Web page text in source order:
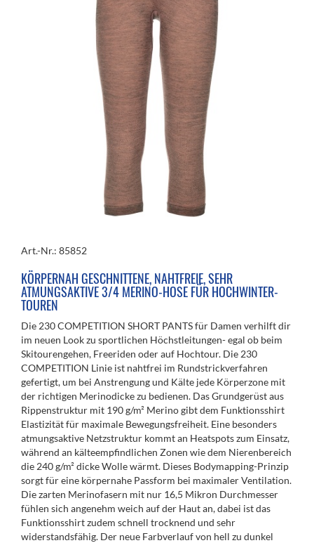
Art.-Nr.: 85852
KÖRPERNAH GESCHNITTENE, NAHTFREIE, SEHR
ATMUNGSAKTIVE 3/4 MERINO-HOSE FÜR HOCHWINTER-
TOUREN
Die 230 COMPETITION SHORT PANTS für Damen verhilft dir
im neuen Look zu sportlichen Höchstleitungen- egal ob beim
Skitourengehen, Freeriden oder auf Hochtour. Die 230
COMPETITION Linie ist nahtfrei im Rundstrickverfahren
gefertigt, um bei Anstrengung und Kälte jede Körperzone mit
der richtigen Merinodicke zu bedienen. Das Grundgerüst aus
Rippenstruktur mit 190 g/m² Merino gibt dem Funktionsshirt
Elastizität für maximale Bewegungsfreiheit. Eine besonders
atmungsaktive Netzstruktur kommt an Heatspots zum Einsatz,
während an kälteempfindlichen Zonen wie dem Nierenbereich
die 240 g/m² dicke Wolle wärmt. Dieses Bodymapping-Prinzip
sorgt für eine körpernahe Passform bei maximaler Ventilation.
Die zarten Merinofasern mit nur 16,5 Mikron Durchmesser
fühlen sich angenehm weich auf der Haut an, dabei ist das
Funktionsshirt zudem schnell trocknend und sehr
widerstandsfähig. Der neue Farbverlauf von hell zu dunkel